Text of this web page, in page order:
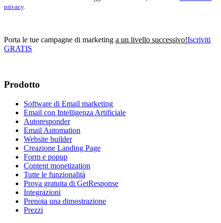
privacy.
Porta le tue campagne di marketing a un livello successivo!Iscriviti
GRATIS
Prodotto
Software di Email marketing
Email con Intelligenza Artificiale
Autoresponder
Email Automation
Website builder
Creazione Landing Page
Form e popup
Content monetization
Tutte le funzionalità
Prova gratuita di GetResponse
Integrazioni
Prenota una dimostrazione
Prezzi